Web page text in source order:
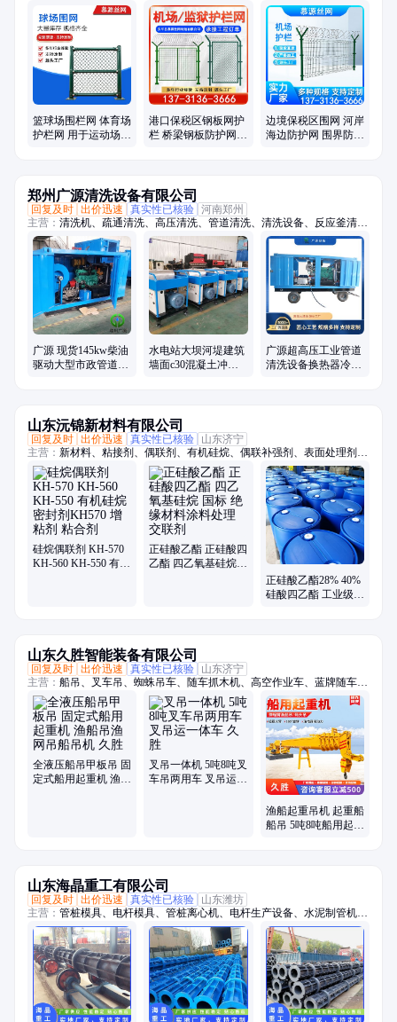
隔音墙、户外吸音板、桥梁防护网、防落物围栏网、篮球场围栏网、柔性
钢丝绳网、斜坡防落石网、光伏电站围栏、高架桥梁隔音屏、保税区围界
篮球场围栏网 体育场
护栏网 用于运动场的
港口保税区钢板网护
栏 桥梁钢板防护网围
边境保税区围网 河岸
海边防护网 围界防逃
郑州广源清洗设备有限公司
回复及时 出价迅速 真实性已核验 河南郑州
主营： 清洗机、疏通清洗、高压清洗、管道清洗、清洗设备、反应釜清
洗、超高压、冲毛机、铝模板、拉毛机、混凝土、换热器、高压水、柴油
驱动、锅炉管道、电机驱动、船体除锈、管道疏通、除锈除漆、钢坯除
磷、电驱动高压、水除磷系统、水喷砂除锈、冷凝器管道、下水道疏通
广源 现货145kw柴油
驱动大型市政管道清
水电站大坝河堤建筑
墙面c30混凝土冲毛
广源超高压工业管道
清洗设备换热器冷凝
山东沅锦新材料有限公司
回复及时 出价迅速 真实性已核验
山东济宁
主营： 新材料、粘接剂、偶联剂、有机硅烷、偶联补强剂、表面处理剂、
橡胶硅质填料
硅烷偶联剂 KH-570
KH-560 KH-550 有机
正硅酸乙酯 正硅酸四
乙酯 四乙氧基硅烷
正硅酸乙酯28% 40%
硅酸四乙酯 工业级
山东久胜智能装备有限公司
回复及时 出价迅速 真实性已核验
山东济宁
主营： 船吊、叉车吊、蜘蛛吊车、随车抓木机、高空作业车、蓝牌随车
吊、折臂吊、随车挖、履带蜘蛛吊、吊挖一体机、三轮随车吊、履带随车
吊、三轮吊、履带随车挖、履带吊车、船用起重机、拖拉机平板吊、履带
随车抓、下葬车、四不像吊车、车载吊机、抓木机、拖拉机吊钻一体机、
小吊车、装载机
全液压船吊甲板吊 固
定式船用起重机 渔船
叉吊一体机 5吨8吨叉
车吊两用车 叉吊运一
渔船起重吊机 起重船
船吊 5吨8吨船用起重
山东海晶重工有限公司
回复及时 出价迅速 真实性已核验
山东潍坊
主营： 管桩模具、电杆模具、管桩离心机、电杆生产设备、水泥制管机、
混凝土管设备